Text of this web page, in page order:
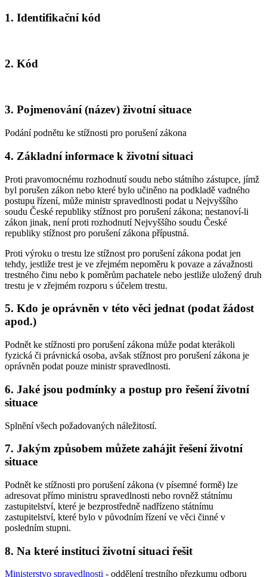
1. Identifikační kód
2. Kód
3. Pojmenování (název) životní situace
Podání podnětu ke stížnosti pro porušení zákona
4. Základní informace k životní situaci
Proti pravomocnému rozhodnutí soudu nebo státního zástupce, jímž
byl porušen zákon nebo které bylo učiněno na podkladě vadného
postupu řízení, může ministr spravedlnosti podat u Nejvyššího
soudu České republiky stížnost pro porušení zákona; nestanoví-li
zákon jinak, není proti rozhodnutí Nejvyššího soudu České
republiky stížnost pro porušení zákona přípustná.
Proti výroku o trestu lze stížnost pro porušení zákona podat jen
tehdy, jestliže trest je ve zřejmém nepoměru k povaze a závažnosti
trestného činu nebo k poměrům pachatele nebo jestliže uložený druh
trestu je v zřejmém rozporu s účelem trestu.
5. Kdo je oprávněn v této věci jednat (podat žádost
apod.)
Podnět ke stížnosti pro porušení zákona může podat kterákoli
fyzická či právnická osoba, avšak stížnost pro porušení zákona je
oprávněn podat pouze ministr spravedlnosti.
6. Jaké jsou podmínky a postup pro řešení životní
situace
Splnění všech požadovaných náležitostí.
7. Jakým způsobem můžete zahájit řešení životní
situace
Podnět ke stížnosti pro porušení zákona (v písemné formě) lze
adresovat přímo ministru spravedlnosti nebo rovněž státnímu
zastupitelství, které je bezprostředně nadřízeno státnímu
zastupitelství, které bylo v původním řízení ve věci činné v
posledním stupni.
8. Na které instituci životní situaci řešit
Ministerstvo spravedlnosti - oddělení trestního přezkumu odboru